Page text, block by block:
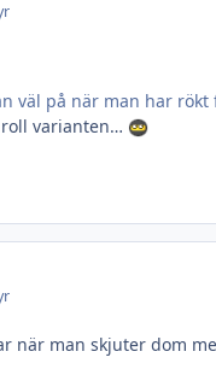
väl på när man har
roll varianten…
när man skjuter dom